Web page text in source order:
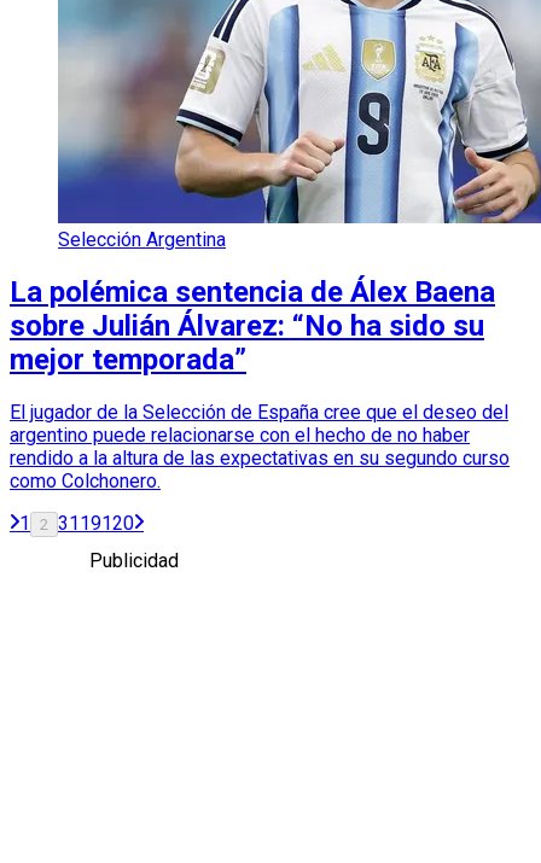
Selección Argentina
La polémica sentencia de Álex Baena
sobre Julián Álvarez: “No ha sido su
mejor temporada”
El jugador de la Selección de España cree que el deseo del
argentino puede relacionarse con el hecho de no haber
rendido a la altura de las expectativas en su segundo curso
como Colchonero.
1
2 3119120
Publicidad